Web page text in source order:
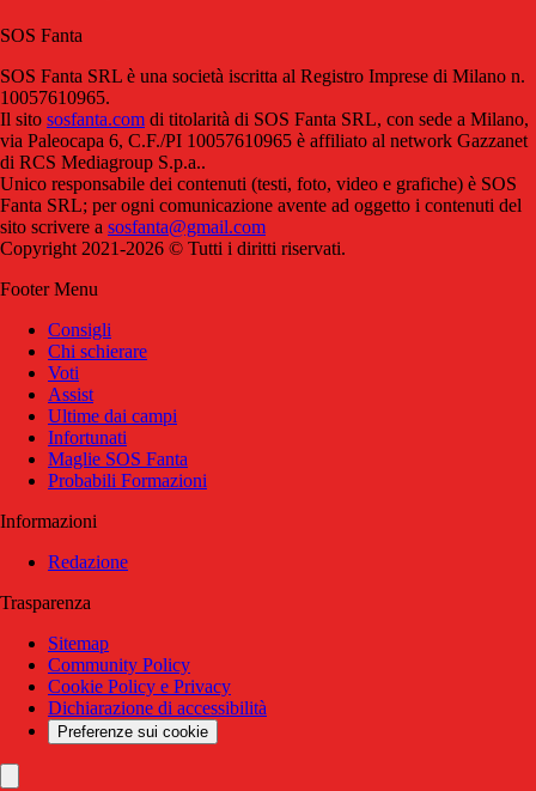
SOS Fanta
SOS Fanta SRL è una società iscritta al Registro Imprese di Milano n.
10057610965.
Il sito sosfanta.com di titolarità di SOS Fanta SRL, con sede a Milano,
via Paleocapa 6, C.F./PI 10057610965 è affiliato al network Gazzanet
di RCS Mediagroup S.p.a..
Unico responsabile dei contenuti (testi, foto, video e grafiche) è SOS
Fanta SRL; per ogni comunicazione avente ad oggetto i contenuti del
sito scrivere a sosfanta@gmail.com
Copyright 2021-2026 © Tutti i diritti riservati.
Footer Menu
Consigli
Chi schierare
Voti
Assist
Ultime dai campi
Infortunati
Maglie SOS Fanta
Probabili Formazioni
Informazioni
Redazione
Trasparenza
Sitemap
Community Policy
Cookie Policy e Privacy
Dichiarazione di accessibilità
Preferenze sui cookie